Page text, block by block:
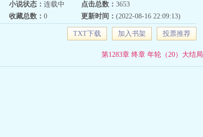
小说状态： 连载中 点击总数： 3653
收藏总数： 0 更新时间： (2022-08-16 22:09:13)
TXT下载 加入书架 投票推荐
第1283章 终章 年轮（20）大结局